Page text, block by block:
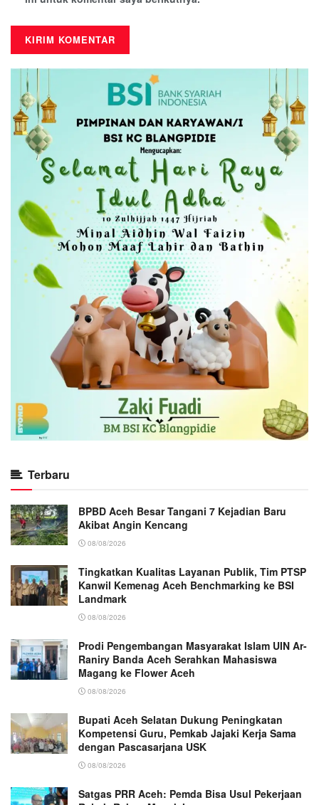
Terbaru
BPBD Aceh Besar Tangani 7 Kejadian Baru
Akibat Angin Kencang
08/08/2026
Tingkatkan Kualitas Layanan Publik, Tim PTSP
Kanwil Kemenag Aceh Benchmarking ke BSI
Landmark
08/08/2026
Prodi Pengembangan Masyarakat Islam UIN Ar-
Raniry Banda Aceh Serahkan Mahasiswa
Magang ke Flower Aceh
08/08/2026
Bupati Aceh Selatan Dukung Peningkatan
Kompetensi Guru, Pemkab Jajaki Kerja Sama
dengan Pascasarjana USK
08/08/2026
Satgas PRR Aceh: Pemda Bisa Usul Pekerjaan